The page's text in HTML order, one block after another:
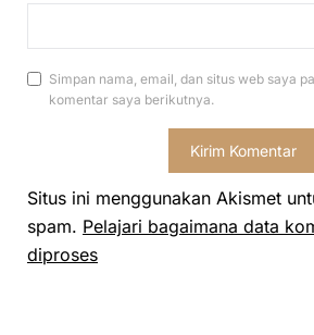
Simpan nama, email, dan situs web saya
komentar saya berikutnya.
Situs ini menggunakan Akismet
spam. Pelajari bagaimana data
diproses